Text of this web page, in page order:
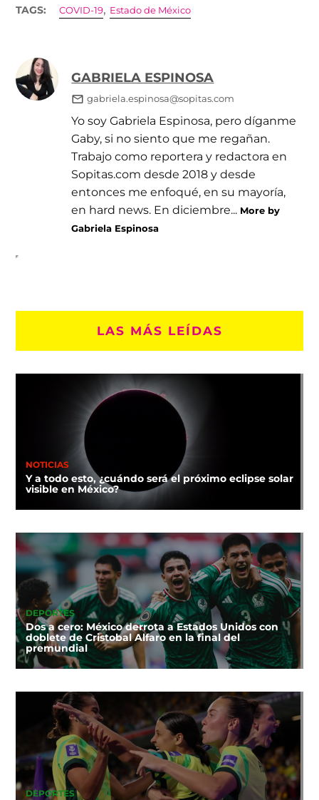
TAGS: COVID-19, Estado de México
GABRIELA ESPINOSA
gabriela.espinosa@sopitas.com
Yo soy Gabriela Espinosa, pero díganme
Gaby, si no siento que me regañan.
Trabajo como reportera y redactora en
Sopitas.com desde 2018 y desde
entonces me enfoqué, en su mayoría,
en hard news. En diciembre... More by
Gabriela Espinosa
LAS MÁS LEÍDAS
NOTICIAS
Y a todo esto, ¿cuándo será el próximo eclipse solar
visible en México?
DEPORTES
Dos a cero: México derrota a Estados Unidos con
doblete de Cristobal Alfaro en la final del
premundial
DEPORTES